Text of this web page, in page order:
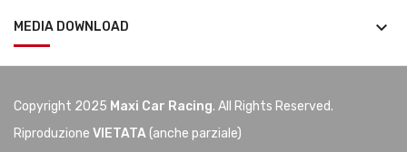
MEDIA DOWNLOAD keyboard_arrow_down
Copyright 2025 Maxi Car Racing. All Rights Reserved.
Riproduzione VIETATA(anche parziale)